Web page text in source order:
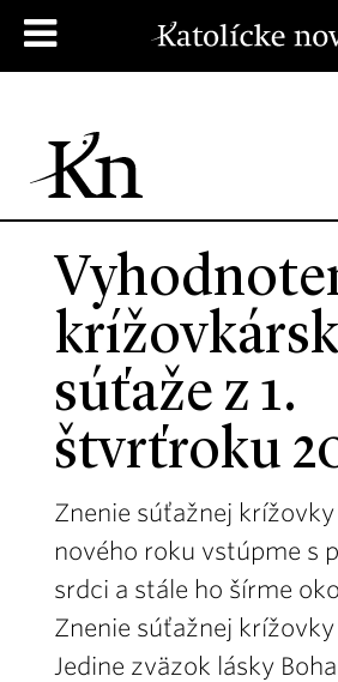
súťaže z 1.
štvrťroku
Znenie súťažnej krížovky
nového roku vstúpme s
srdci a stále ho šírme
Znenie súťažnej krížovky
Jedine zväzok lásky